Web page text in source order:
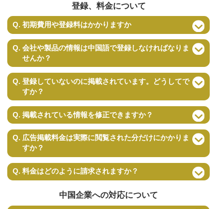
登録、料金について
Q. 初期費用や登録料はかかりますか
Q. 会社や製品の情報は中国語で登録しなければなりま
せんか？
Q. 登録していないのに掲載されています。どうしてで
すか？
Q. 掲載されている情報を修正できますか？
Q. 広告掲載料金は実際に閲覧された分だけにかかりま
すか？
Q. 料金はどのように請求されますか？
中国企業への対応について